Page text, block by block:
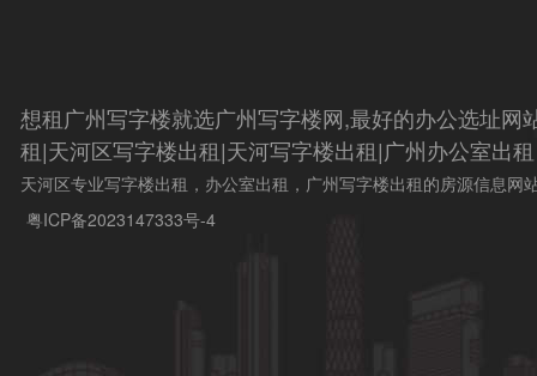
想租广州写字楼就选广州写字楼网,最好的办公选址网
租|天河区写字楼出租|天河写字楼出租|广州办公室出
天河区专业写字楼出租，办公室出租，广州写字楼出租的房源信息网
粤ICP备2023147333号-4